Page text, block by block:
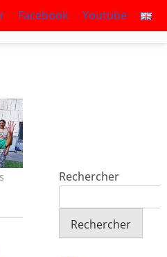
Facebook Youtube
Rechercher
Rechercher